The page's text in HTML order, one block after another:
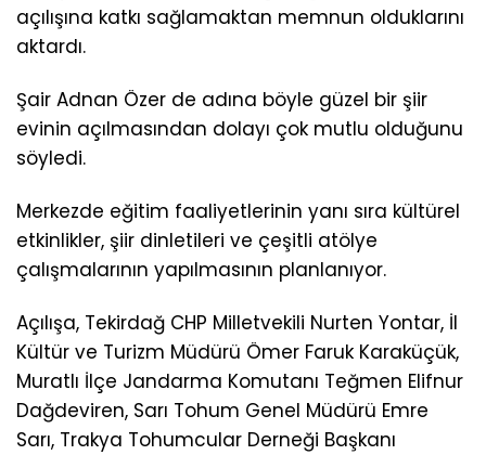
açılışına katkı sağlamaktan memnun olduklarını
aktardı.
Şair Adnan Özer de adına böyle güzel bir şiir
evinin açılmasından dolayı çok mutlu olduğunu
söyledi.
Merkezde eğitim faaliyetlerinin yanı sıra kültürel
etkinlikler, şiir dinletileri ve çeşitli atölye
çalışmalarının yapılmasının planlanıyor.
Açılışa, Tekirdağ CHP Milletvekili Nurten Yontar, İl
Kültür ve Turizm Müdürü Ömer Faruk Karaküçük,
Muratlı İlçe Jandarma Komutanı Teğmen Elifnur
Dağdeviren, Sarı Tohum Genel Müdürü Emre
Sarı, Trakya Tohumcular Derneği Başkanı